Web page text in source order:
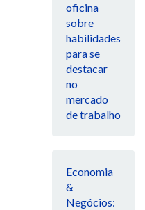
oficina
sobre
habilidades
para se
destacar
no
mercado
de trabalho
Economia
&
Negócios: